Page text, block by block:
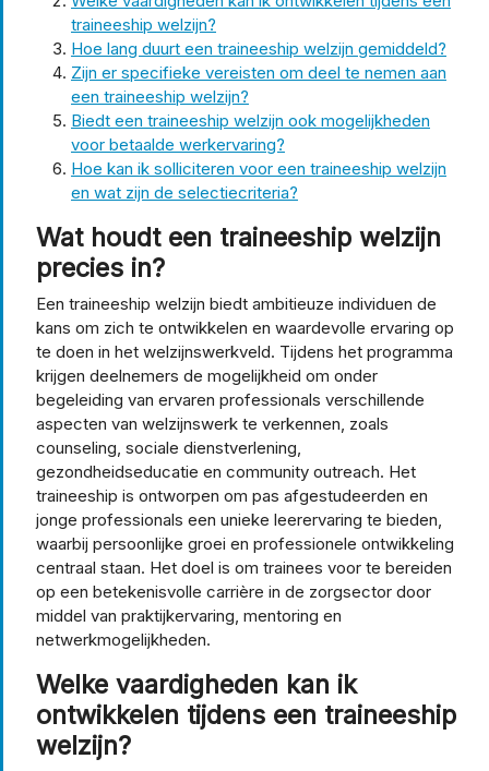
traineeship welzijn?
Hoe lang duurt een traineeship welzijn gemiddeld?
Zijn er specifieke vereisten om deel te nemen aan
een traineeship welzijn?
Biedt een traineeship welzijn ook mogelijkheden
voor betaalde werkervaring?
Hoe kan ik solliciteren voor een traineeship welzijn
en wat zijn de selectiecriteria?
Wat houdt een traineeship welzijn
precies in?
Een traineeship welzijn biedt ambitieuze individuen de
kans om zich te ontwikkelen en waardevolle ervaring op
te doen in het welzijnswerkveld. Tijdens het programma
krijgen deelnemers de mogelijkheid om onder
begeleiding van ervaren professionals verschillende
aspecten van welzijnswerk te verkennen, zoals
counseling, sociale dienstverlening,
gezondheidseducatie en community outreach. Het
traineeship is ontworpen om pas afgestudeerden en
jonge professionals een unieke leerervaring te bieden,
waarbij persoonlijke groei en professionele ontwikkeling
centraal staan. Het doel is om trainees voor te bereiden
op een betekenisvolle carrière in de zorgsector door
middel van praktijkervaring, mentoring en
netwerkmogelijkheden.
Welke vaardigheden kan ik
ontwikkelen tijdens een traineeship
welzijn?